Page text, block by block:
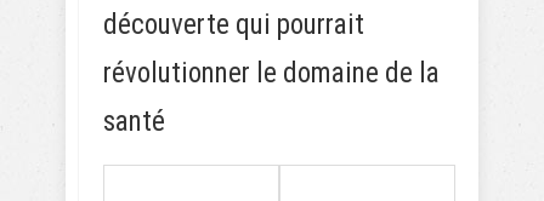
découverte qui pourrait
révolutionner le domaine de la
santé